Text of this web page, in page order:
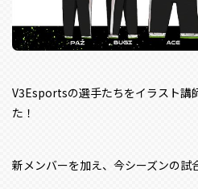
V3Esportsの選手たちをイラスト講
た！
新メンバーを加え、今シーズンの試